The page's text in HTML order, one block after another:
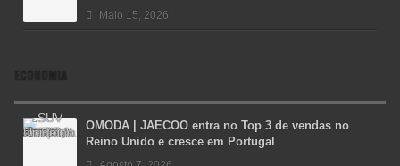
Maio 15, 2026
ECONOMIA
OMODA | JAECOO entra no Top 3 de vendas no
Reino Unido e cresce em Portugal